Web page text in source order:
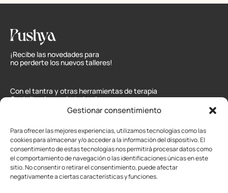
Gestionar consentimiento
Para ofrecer las mejores experiencias, utilizamos tecnologías como las
cookies para almacenar y/o acceder a la información del dispositivo. El
consentimiento de estas tecnologías nos permitirá procesar datos como
el comportamiento de navegación o las identificaciones únicas en este
sitio. No consentir o retirar el consentimiento, puede afectar
negativamente a ciertas características y funciones.
¡Recibe las novedades para
no perderte los nuevos talleres!
Con el tantra y otras herramientas de terapia
Gestalt quiero guiarte hacia una mayor
comprensión de ti mismo/a y tus relaciones.
Blog,Contacto
Sexo Tantrico:
Granada, Sevilla,
Jaén y Cádiz
Contactar